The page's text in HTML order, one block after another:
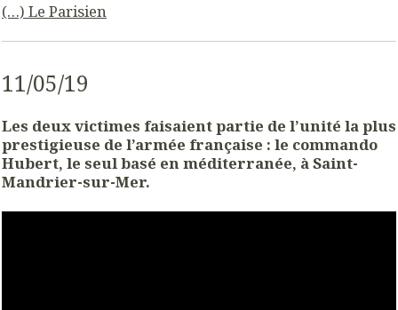
(…) Le Parisien
11/05/19
Les deux victimes faisaient partie de l’unité la plus
prestigieuse de l’armée française : le commando
Hubert, le seul basé en méditerranée, à Saint-
Mandrier-sur-Mer.